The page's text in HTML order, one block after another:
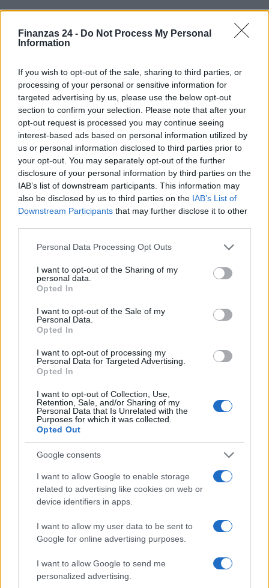
Finanzas 24 - Do Not Process My Personal
Information
If you wish to opt-out of the sale, sharing to third parties, or
processing of your personal or sensitive information for
targeted advertising by us, please use the below opt-out
section to confirm your selection. Please note that after your
opt-out request is processed you may continue seeing
interest-based ads based on personal information utilized by
us or personal information disclosed to third parties prior to
your opt-out. You may separately opt-out of the further
disclosure of your personal information by third parties on the
IAB’s list of downstream participants. This information may
also be disclosed by us to third parties on the IAB’s List of
Downstream Participants that may further disclose it to other
Please note that this website/app uses one or more Google
not limited to your visit or usage behaviour. You may click to
grant or deny consent to Google and its third-party tags to
use your data for below specified purposes in below Google
consent section.
Personal Data Processing Opt Outs
I want to opt-out of the Sharing of my
personal data.
Opted In
I want to opt-out of the Sale of my
Personal Data.
Opted In
I want to opt-out of processing my
Personal Data for Targeted Advertising.
Opted In
I want to opt-out of Collection, Use,
Retention, Sale, and/or Sharing of my
Personal Data that Is Unrelated with the
Purposes for which it was collected.
Opted Out
Google consents
I want to allow Google to enable storage
related to advertising like cookies on web or
device identifiers in apps.
I want to allow my user data to be sent to
Google for online advertising purposes.
I want to allow Google to send me
personalized advertising.
FINANCIACIÓN
Fondos europeos impulsan crecimiento laboral y económico en
el País Vasco
Marta Ruiz · 3 Ago 2026
Situación financiera de la UDC: ¿Qué está pasando en 2026?
Marta Ruiz · 1 Ago 2026